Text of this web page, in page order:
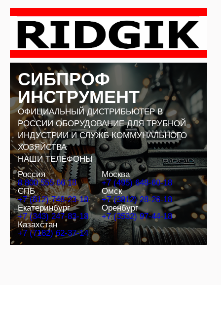
содержимому
СИБПРОФ
ИНСТРУМЕНТ
ОФИЦИАЛЬНЫЙ ДИСТРИБЬЮТЕР В
РОССИИ ОБОРУДОВАНИЕ ДЛЯ ТРУБНОЙ
ИНДУСТРИИ И СЛУЖБ КОММУНАЛЬНОГО
ХОЗЯЙСТВА
НАШИ ТЕЛЕФОНЫ
Россия
8 800 555 66 18
Москва
+7 (495) 648-60-18
СПБ
+7 (812) 748-23-18
Омск
+7 (3812) 28-26-18
Екатеринбург
+7 (343) 247-83-18
Оренбург
+7 (3532) 97-44-18
Казахстан
+7 (7182) 62-37-14